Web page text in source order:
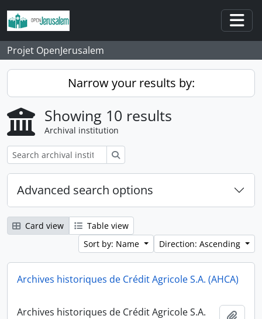
Skip to main content
Projet OpenJerusalem
Narrow your results by:
Showing 10 results
Archival institution
Advanced search options
Card view
Table view
Sort by: Name
Direction: Ascending
Archives historiques de Crédit Agricole S.A. (AHCA)
Archives historiques de Crédit Agricole S.A.